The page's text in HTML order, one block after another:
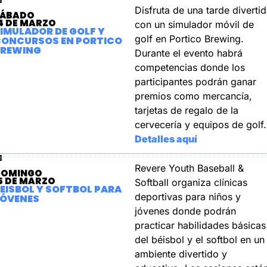
DE MARZO
DE GOLF Y
EN PORTICO
Disfruta de una tarde
con un simulador móvil de
golf en Portico Brewing.
Durante el evento habrá
competencias donde los
participantes podrán ganar
premios como mercancía,
tarjetas de regalo de la
cervecería y equipos de golf.
Detalles aquí
DE MARZO
Y SOFTBOL PARA
Revere Youth Baseball &
Softball organiza clínicas
deportivas para niños y
jóvenes donde podrán
practicar habilidades básicas
del béisbol y el softbol en un
ambiente divertido y